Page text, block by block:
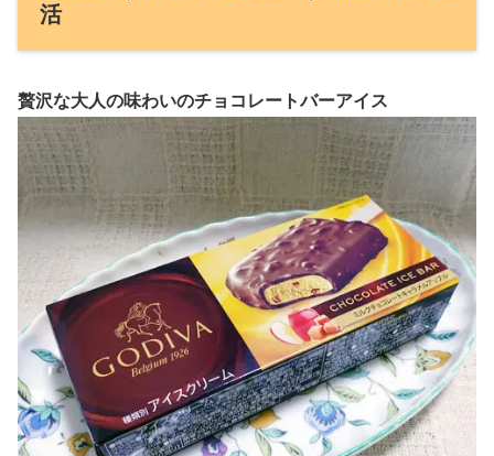
活
贅沢な大人の味わいのチョコレートバーアイス